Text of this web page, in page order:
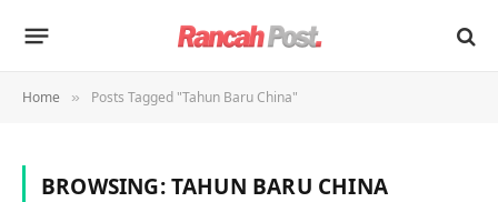
Home » Posts Tagged "Tahun Baru China"
BROWSING:TAHUN BARU CHINA